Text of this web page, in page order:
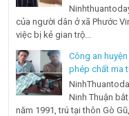
của người dân ở xã Phước
việc bị kẻ gian trộ...
Công an
phép chất ma
Ninh Thuận
năm 1991, trú tại thôn Gò Gũ,